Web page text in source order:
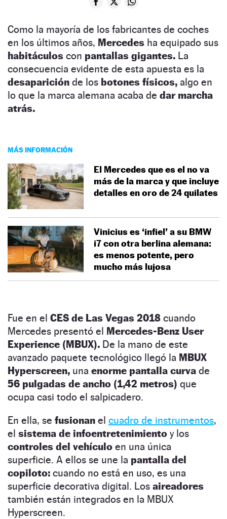
Como la mayoría de los fabricantes de coches
en los últimos años, Mercedes ha equipado sus
habitáculos con pantallas gigantes. La
consecuencia evidente de esta apuesta es la
desaparición de los botones físicos, algo en
lo que la marca alemana acaba de dar marcha
atrás.
MÁS INFORMACIÓN
El Mercedes que es el no va
más de la marca y que incluye
detalles en oro de 24 quilates
Vinicius es ‘infiel’ a su BMW
i7 con otra berlina alemana:
es menos potente, pero
mucho más lujosa
Fue en el CES de Las Vegas 2018 cuando
Mercedes presentó el Mercedes-Benz User
Experience (MBUX). De la mano de este
avanzado paquete tecnológico llegó la MBUX
Hyperscreen, una enorme pantalla curva de
56 pulgadas de ancho (1,42 metros) que
ocupa casi todo el salpicadero.
En ella, se fusionan el cuadro de instrumentos,
el sistema de infoentretenimiento y los
controles del vehículo en una única
superficie. A ellos se une la pantalla del
copiloto: cuando no está en uso, es una
superficie decorativa digital. Los aireadores
también están integrados en la MBUX
Hyperscreen.